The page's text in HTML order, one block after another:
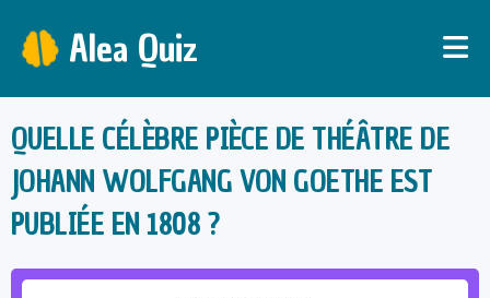
Alea Quiz
QUELLE CÉLÈBRE PIÈCE DE THÉÂTRE DE
JOHANN WOLFGANG VON GOETHE EST
PUBLIÉE EN 1808 ?